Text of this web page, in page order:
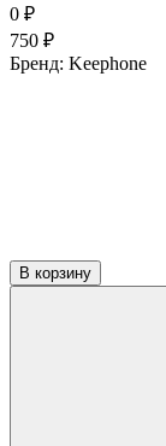
0 ₽
750 ₽
Бренд: Keephone
В корзину